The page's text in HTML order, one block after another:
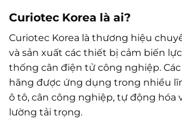
Curiotec Korea là ai?
Curiotec Korea là thương hiệu
và sản xuất các thiết bị cảm biến
thống cân điện tử công nghiệp.
hãng được ứng dụng trong nhiều
ô tô, cân công nghiệp, tự động hóa
lường tải trọng.